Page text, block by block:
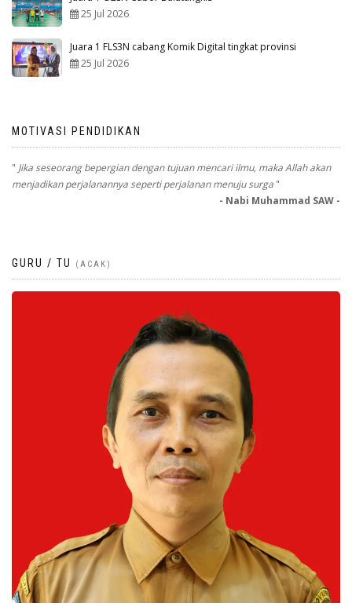
25 Jul 2026
Juara 1 FLS3N cabang Komik Digital tingkat provinsi
25 Jul 2026
MOTIVASI PENDIDIKAN
" Jika seseorang bepergian dengan tujuan mencari ilmu, maka Allah akan
menjadikan perjalanannya seperti perjalanan menuju surga "
- Nabi Muhammad SAW -
GURU / TU (ACAK)